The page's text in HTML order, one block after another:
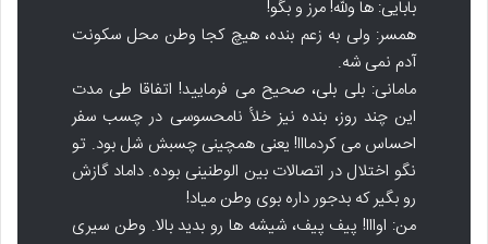
بابایی: ها ولله! مرز و بگو!
همسر: ولی به زعم بنده، هیچ کجا وطن محل سکونت
آدم نمی شه.
مامانی: بلی بلی، صحیح می فرمایید! اتفاقا طی مدت
این چند روز، بنده نیز خلأ نامحسوسی در چسب سفر
احساس می کردمااا! یعنی همچینی چسبش شل بود. تو
نگو اختلال در اتصالات بین الوطنینی بوده. داماد گازش
رو بگیر که بدجور داره بوی وطن میاد!
من: اوااا! پیف پیف، شیشه ها رو بدید بالا. وطن سیری